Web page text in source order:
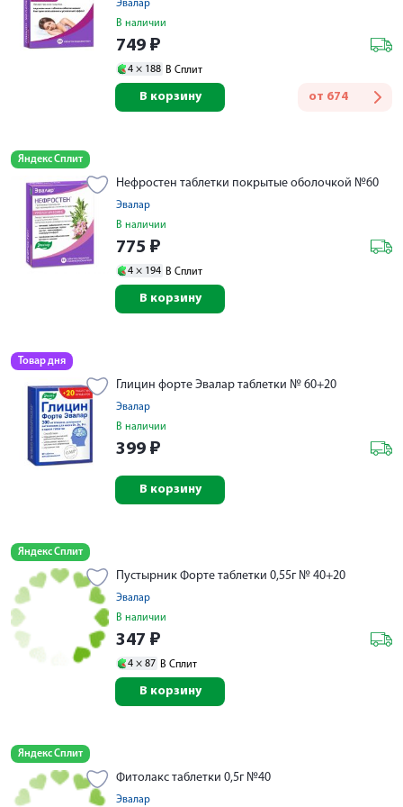
Эвалар
В наличии
749 ₽
4 × 188 В Сплит
от 674
В корзину
Яндекс Сплит
Нефростен таблетки покрытые оболочкой №60
Эвалар
В наличии
775 ₽
4 × 194 В Сплит
В корзину
Товар дня
Глицин форте Эвалар таблетки № 60+20
Эвалар
В наличии
399 ₽
В корзину
Яндекс Сплит
Пустырник Форте таблетки 0,55г № 40+20
Эвалар
В наличии
347 ₽
4 × 87 В Сплит
В корзину
Яндекс Сплит
Фитолакс таблетки 0,5г №40
Эвалар